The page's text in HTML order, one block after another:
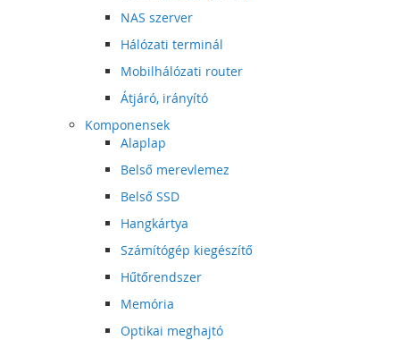
NAS szerver
Hálózati terminál
Mobilhálózati router
Átjáró, irányító
Komponensek
Alaplap
Belső merevlemez
Belső SSD
Hangkártya
Számítógép kiegészítő
Hűtőrendszer
Memória
Optikai meghajtó